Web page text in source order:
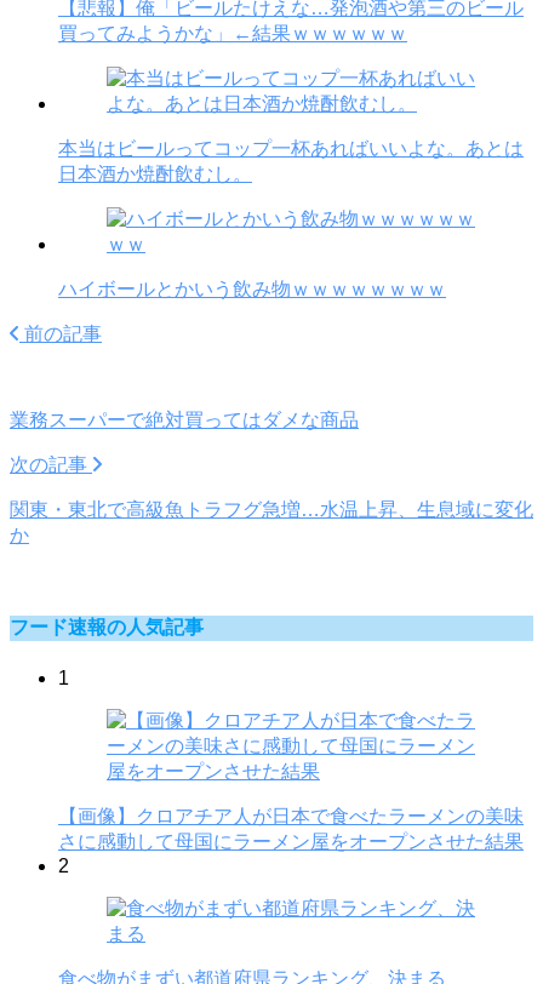
【悲報】俺「ビールたけえな…発泡酒や第三のビール
買ってみようかな」←結果ｗｗｗｗｗｗ
本当はビールってコップ一杯あればいいよな。あとは
日本酒か焼酎飲むし。
ハイボールとかいう飲み物ｗｗｗｗｗｗｗｗ
前の記事
業務スーパーで絶対買ってはダメな商品
次の記事
関東・東北で高級魚トラフグ急増…水温上昇、生息域に変化
か
フード速報の人気記事
1
【画像】クロアチア人が日本で食べたラーメンの美味
さに感動して母国にラーメン屋をオープンさせた結果
2
食べ物がまずい都道府県ランキング、決まる